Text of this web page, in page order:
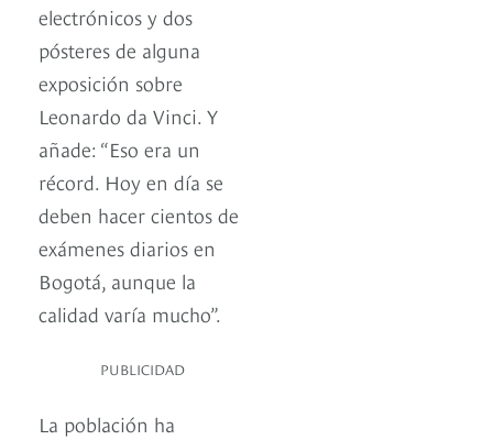
electrónicos y dos
pósteres de alguna
exposición sobre
Leonardo da Vinci. Y
añade: “Eso era un
récord. Hoy en día se
deben hacer cientos de
exámenes diarios en
Bogotá, aunque la
calidad varía mucho”.
PUBLICIDAD
La población ha